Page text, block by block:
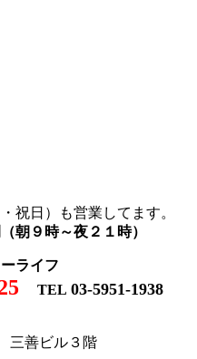
祝日）も営業してます。
朝９時～夜２１時）
ライフ
TEL 03-5951-1938
三善ビル３階